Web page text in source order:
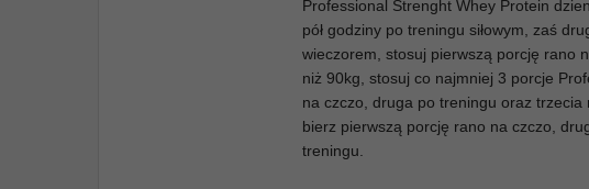
Professional Strenght Whey Protein
pół godziny po treningu siłowym, zaś
wieczorem, stosuj pierwszą porcję rano
niż 90kg, stosuj co najmniej 3 porcje
na czczo, druga po treningu oraz
bierz pierwszą porcję rano na czczo,
treningu.